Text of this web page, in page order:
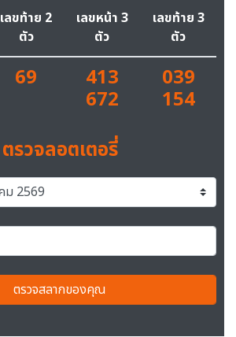
เลขท้าย 2
ตัว
เลขหน้า 3
ตัว
เลขท้าย 3
ตัว
69 413
672
039
154
ตรวจลอตเตอรี่
ตรวจสลากของคุณ